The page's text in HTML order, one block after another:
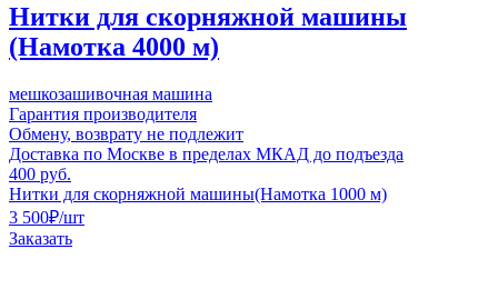
Нитки для скорняжной машины
(Намотка 4000 м)
мешкозашивочная машина
Гарантия производителя
Обмену, возврату не подлежит
Доставка по Москве в пределах МКАД до подъезда
400 руб.
Нитки для скорняжной машины(Намотка 1000 м)
3 500₽/шт
Заказать